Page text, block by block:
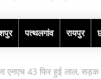
पत्थलगांव रायपुर
एनएच 43 फिर हुई लाल, सड़क